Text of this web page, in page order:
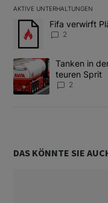
AKTIVE UNTERHALTUNGEN
Das Folgende ist eine
Ein Trendartikel mit
Fifa verwirft
2
Ein Trendartikel mit
Tanken in
teuren Sprit
2
DAS KÖNNTE SIE